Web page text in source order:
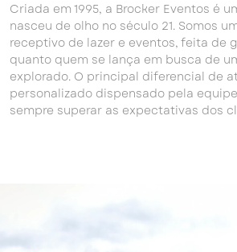
Criada em 1995, a Brocker Eventos é
nasceu de olho no século 21. Somos
receptivo de lazer e eventos, feita de
quanto quem se lança em busca de
explorado. O principal diferencial de
personalizado dispensado pela
sempre superar as expectativas dos